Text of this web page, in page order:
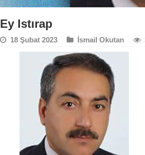
Ey Istırap
18 Şubat 2023 İsmail Okutan